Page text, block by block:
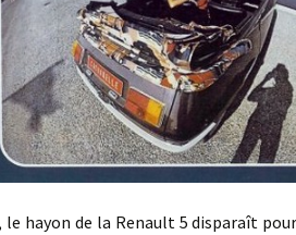
de la Renault 5 disparaît pour